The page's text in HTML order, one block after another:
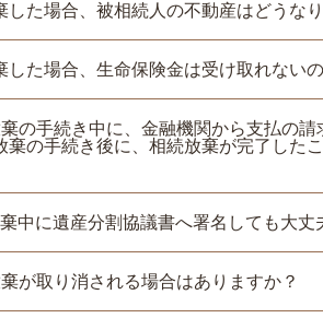
した場合、被相続人の不動産はどうな
した場合、生命保険金は受け取れない
の手続き中に、金融機関から支払の
棄の手続き後に、相続放棄が完了した
中に遺産分割協議書へ署名しても大丈
が取り消される場合はありますか？